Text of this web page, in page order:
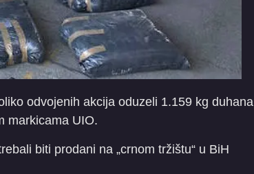
odvojenih akcija oduzeli 1.159 kg duhana
markicama UIO.
biti prodani na „crnom tržištu“ u BiH